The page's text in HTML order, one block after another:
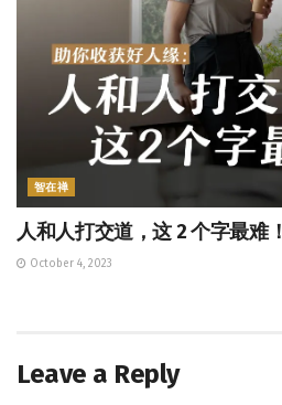
智在禅
人和人打交道，这 2 个字最难！
October 4, 2023
Leave a Reply